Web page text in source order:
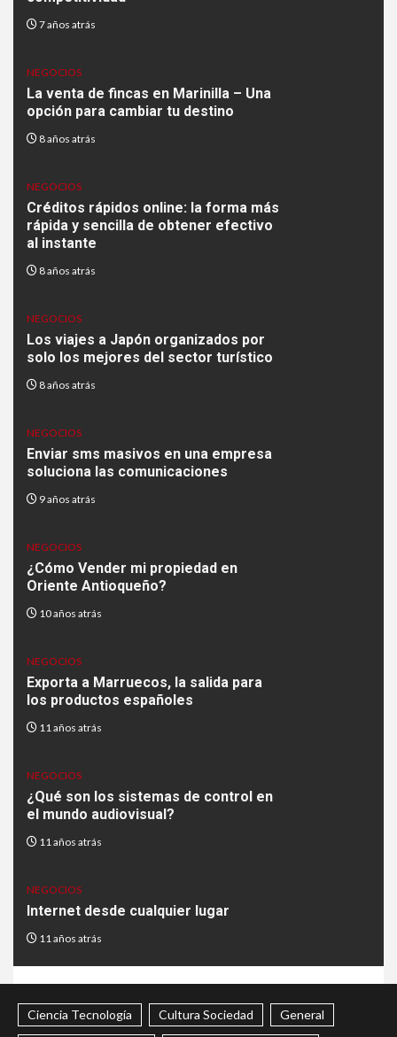
3
la reventa de entradas?
4
resumidos
7 años atrás
NEGOCIOS
La venta de fincas en Marinilla – Una
opción para cambiar tu destino
8 años atrás
NEGOCIOS
Créditos rápidos online: la forma más
rápida y sencilla de obtener efectivo
al instante
8 años atrás
NEGOCIOS
Los viajes a Japón organizados por
solo los mejores del sector turístico
8 años atrás
NEGOCIOS
Enviar sms masivos en una empresa
soluciona las comunicaciones
9 años atrás
NEGOCIOS
¿Cómo Vender mi propiedad en
Oriente Antioqueño?
10 años atrás
NEGOCIOS
Exporta a Marruecos, la salida para
los productos españoles
11 años atrás
NEGOCIOS
¿Qué son los sistemas de control en
el mundo audiovisual?
11 años atrás
NEGOCIOS
Internet desde cualquier lugar
11 años atrás
Ciencia Tecnología Cultura Sociedad General